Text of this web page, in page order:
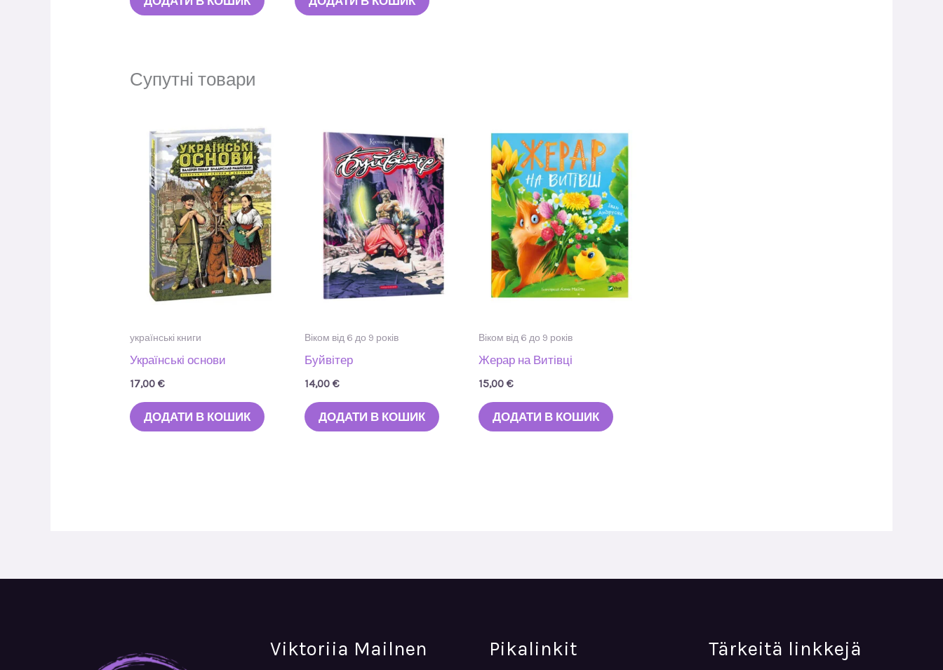
Супутні товари
українські книги
Українські основи
17,00€
ДОДАТИ В КОШИК
Віком від 6 до 9 років
Буйвітер
14,00 €
ДОДАТИ В КОШИК
Віком від 6 до 9 років
Жерар на Витівці
15,00 €
ДОДАТИ В КОШИК
Viktoriia Mailnen Pikalinkit Tärkeitä linkkejä